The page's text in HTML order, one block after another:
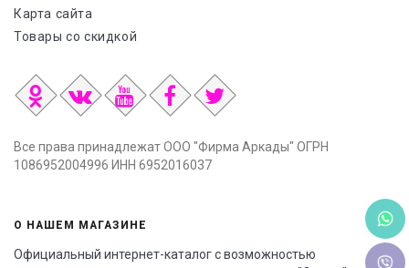
Карта сайта
Товары со скидкой
Все права принадлежат ООО "Фирма Аркады" ОГРН
1086952004996 ИНН 6952016037
О НАШЕМ МАГАЗИНЕ
Официальный интернет-каталог с возможностью